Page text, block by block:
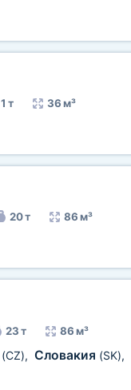
1 т 36 м³
20 т 86 м³
23 т 86 м³
(CZ), Словакия (SK),